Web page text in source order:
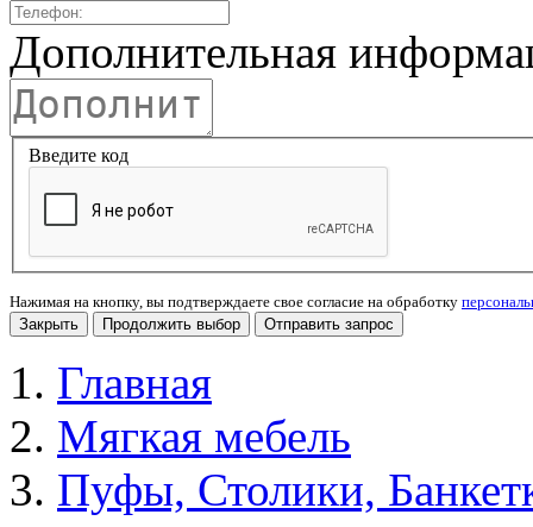
Дополнительная
Введите код
Нажимая на кнопку, вы подтверждаете свое согласие на обработку
Закрыть
Продолжить выбор Отправить запрос
Главная
Мягкая мебель
Пуфы, Столики,